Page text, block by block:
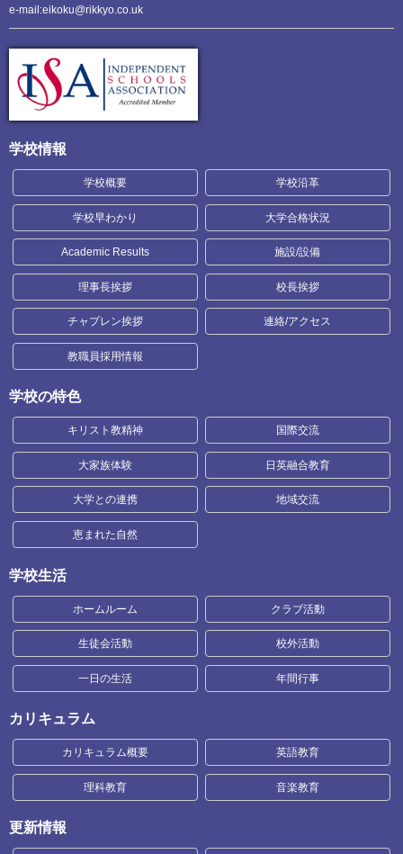
e-mail:eikoku@rikkyo.co.uk
学校情報
学校概要 学校沿革
学校早わかり 大学合格状況
Academic Results 施設/設備
理事長挨拶 校長挨拶
チャプレン挨拶 連絡/アクセス
教職員採用情報
学校の特色
キリスト教精神 国際交流
大家族体験 日英融合教育
大学との連携 地域交流
恵まれた自然
学校生活
ホームルーム クラブ活動
生徒会活動 校外活動
一日の生活 年間行事
カリキュラム
カリキュラム概要 英語教育
理科教育 音楽教育
更新情報